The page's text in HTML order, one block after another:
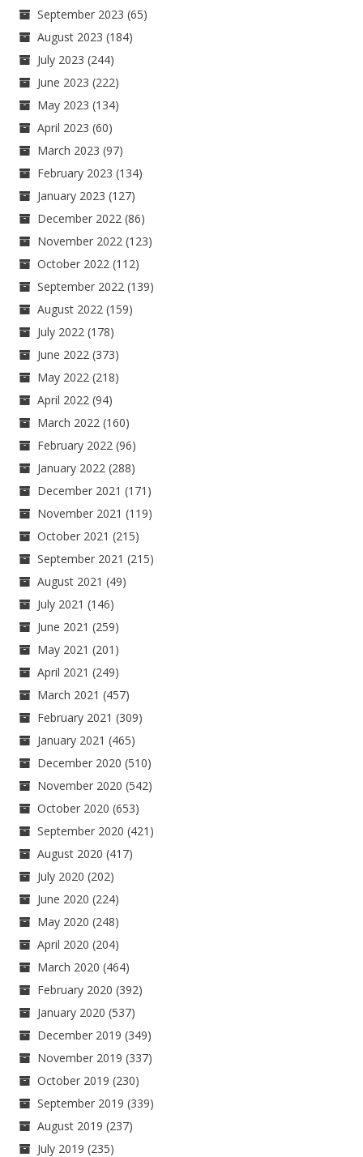
September 2023 (65)
August 2023 (184)
July 2023 (244)
June 2023 (222)
May 2023 (134)
April 2023 (60)
March 2023 (97)
February 2023 (134)
January 2023 (127)
December 2022 (86)
November 2022 (123)
October 2022 (112)
September 2022 (139)
August 2022 (159)
July 2022 (178)
June 2022 (373)
May 2022 (218)
April 2022 (94)
March 2022 (160)
February 2022 (96)
January 2022 (288)
December 2021 (171)
November 2021 (119)
October 2021 (215)
September 2021 (215)
August 2021 (49)
July 2021 (146)
June 2021 (259)
May 2021 (201)
April 2021 (249)
March 2021 (457)
February 2021 (309)
January 2021 (465)
December 2020 (510)
November 2020 (542)
October 2020 (653)
September 2020 (421)
August 2020 (417)
July 2020 (202)
June 2020 (224)
May 2020 (248)
April 2020 (204)
March 2020 (464)
February 2020 (392)
January 2020 (537)
December 2019 (349)
November 2019 (337)
October 2019 (230)
September 2019 (339)
August 2019 (237)
July 2019 (235)